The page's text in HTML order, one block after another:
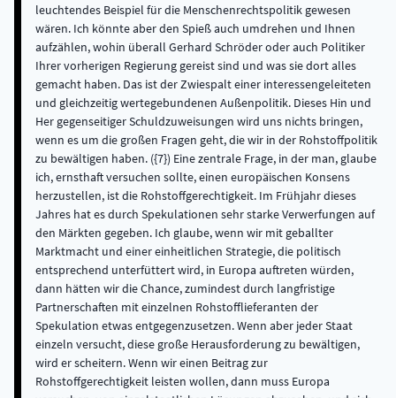
leuchtendes Beispiel für die Menschenrechtspolitik gewesen
wären. Ich könnte aber den Spieß auch umdrehen und Ihnen
aufzählen, wohin überall Gerhard Schröder oder auch Politiker
Ihrer vorherigen Regierung gereist sind und was sie dort alles
gemacht haben. Das ist der Zwiespalt einer interessengeleiteten
und gleichzeitig wertegebundenen Außenpolitik. Dieses Hin und
Her gegenseitiger Schuldzuweisungen wird uns nichts bringen,
wenn es um die großen Fragen geht, die wir in der Rohstoffpolitik
zu bewältigen haben. ({7}) Eine zentrale Frage, in der man, glaube
ich, ernsthaft versuchen sollte, einen europäischen Konsens
herzustellen, ist die Rohstoffgerechtigkeit. Im Frühjahr dieses
Jahres hat es durch Spekulationen sehr starke Verwerfungen auf
den Märkten gegeben. Ich glaube, wenn wir mit geballter
Marktmacht und einer einheitlichen Strategie, die politisch
entsprechend unterfüttert wird, in Europa auftreten würden,
dann hätten wir die Chance, zumindest durch langfristige
Partnerschaften mit einzelnen Rohstofflieferanten der
Spekulation etwas entgegenzusetzen. Wenn aber jeder Staat
einzeln versucht, diese große Herausforderung zu bewältigen,
wird er scheitern. Wenn wir einen Beitrag zur
Rohstoffgerechtigkeit leisten wollen, dann muss Europa